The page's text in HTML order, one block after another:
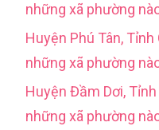
những xã phường
Huyện Phú Tân,
những xã phường
Huyện Đầm Dơi,
những xã phường